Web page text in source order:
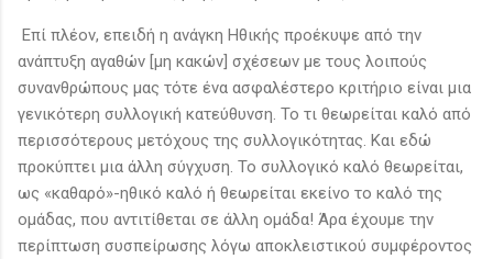
Επί πλέον, επειδή η ανάγκη Ηθικής προέκυψε από την
ανάπτυξη αγαθών [μη κακών] σχέσεων με τους λοιπούς
συνανθρώπους μας τότε ένα ασφαλέστερο κριτήριο είναι μια
γενικότερη συλλογική κατεύθυνση. Το τι θεωρείται καλό από
περισσότερους μετόχους της συλλογικότητας. Και εδώ
προκύπτει μια άλλη σύγχυση. Το συλλογικό καλό θεωρείται,
ως «καθαρό»-ηθικό καλό ή θεωρείται εκείνο το καλό της
ομάδας, που αντιτίθεται σε άλλη ομάδα! Άρα έχουμε την
περίπτωση συσπείρωσης λόγω αποκλειστικού συμφέροντος